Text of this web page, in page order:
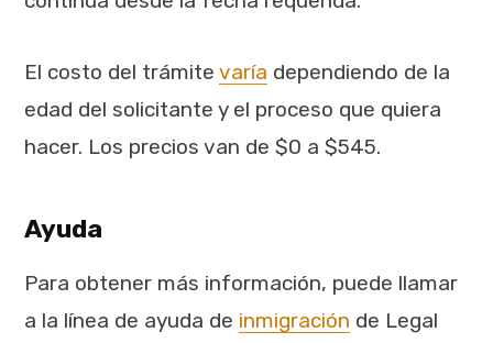
El costo del trámite varía dependiendo de la
edad del solicitante y el proceso que quiera
hacer. Los precios van de $0 a $545.
Ayuda
Para obtener más información, puede llamar
a la línea de ayuda de inmigración de Legal